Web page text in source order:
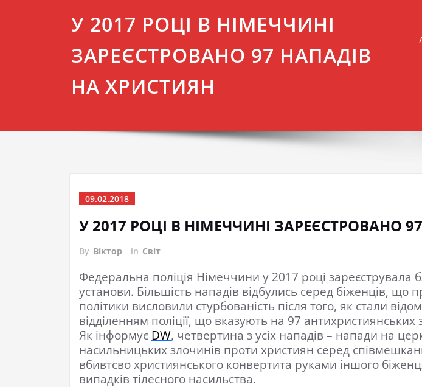
У 2017 РОЦІ В НІМЕЧЧИНІ
ЗАРЕЄСТРОВАНО 97 НАПАДІВ
НА ХРИСТИЯН
09.02.2018
У 2017 РОЦІ В НІМЕЧЧИНІ ЗАРЕЄСТРОВАНО
By Віктор in Світ
Федеральна поліція Німеччини у 2017 році зареєструвала
установи. Більшість нападів відбулись серед біженців,
політики висловили стурбованість після того, як стали
відділенням поліції, що вказують на 97
Як інформує DW, четвертина з усіх нападів – напади на
насильницьких злочинів проти християн серед
вбивтсво християнського конвертита руками іншого
випадків тілесного насильства.